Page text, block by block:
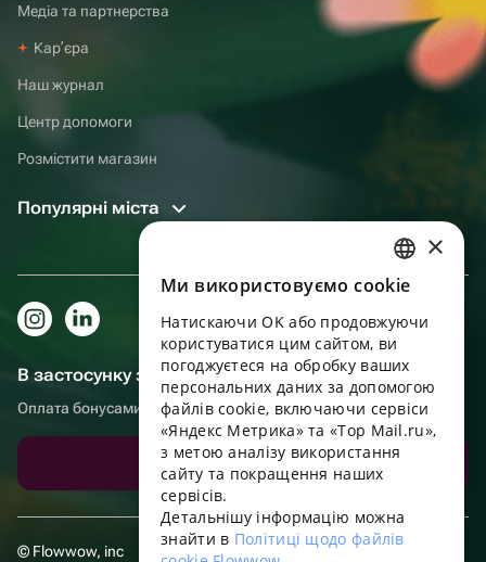
Медіа та партнерства
Карʼєра
Наш журнал
Центр допомоги
Розмістити магазин
Популярні міста
В застосунку зручніше!
Оплата бонусами, самовивіз, зручний чат підтримки
Завантажити додаток
© Flowwow, inc
RUSSIAN
ENGLISH
UKRAINIAN
PORTUGUESE
SPANISH
HUNGARIAN
FRENCH
×
Ми використовуємо cookie
Натискаючи OK або продовжуючи
користуватися цим сайтом, ви
погоджуєтеся на обробку ваших
персональних даних за допомогою
файлів cookie, включаючи сервіси
«Яндекс Метрика» та «Top Mail.ru»,
з метою аналізу використання
сайту та покращення наших
сервісів.
Детальнішу інформацію можна
знайти в Політиці щодо файлів